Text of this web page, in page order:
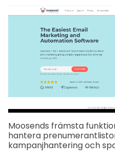
Moosends främsta
hantera
kampanjhantering och